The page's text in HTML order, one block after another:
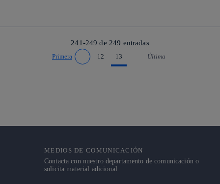
241-249 de 249 entradas
Primera
Ir a página anterior
12 13
Ir a página siguiente
Última
MEDIOS DE COMUNICACIÓN
Contacta con nuestro departamento de comunicación o
solicita material adicional.